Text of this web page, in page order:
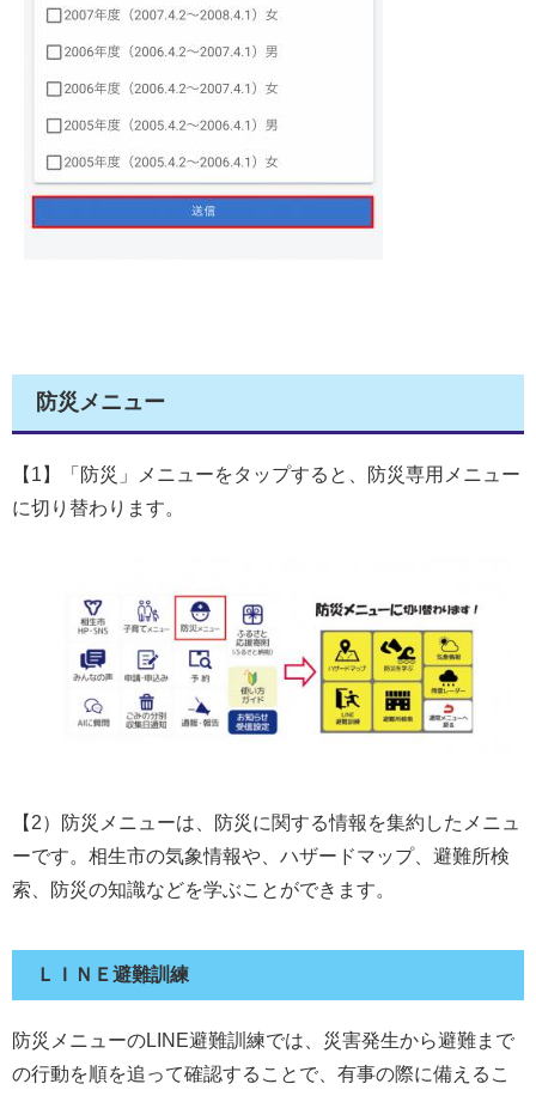
防災メニュー
【1】「防災」メニューをタップすると、防災専用メニュー
に切り替わります。
【2）防災メニューは、防災に関する情報を集約したメニュ
ーです。相生市の気象情報や、ハザードマップ、避難所検
索、防災の知識などを学ぶことができます。
ＬＩＮＥ避難訓練
防災メニューのLINE避難訓練では、災害発生から避難まで
の行動を順を追って確認することで、有事の際に備えるこ